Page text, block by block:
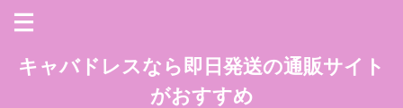
キャバドレスなら即日発送の通販サイト
がおすすめ